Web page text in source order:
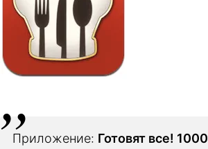
Приложение: Готовят все!